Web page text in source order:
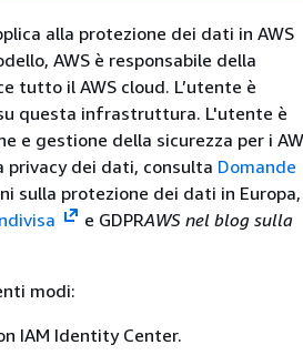
alla protezione dei dati in AWS
AWS è responsabile della
tutto il AWS cloud. L’utente è
questa infrastruttura. L'utente è
e gestione della sicurezza per i
privacy dei dati, consulta Domande
sulla protezione dei dati in Europa,
e GDPRAWS nel blog sulla
modi:
IAM Identity Center.